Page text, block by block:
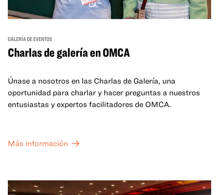
GALERÍA DE EVENTOS
Charlas de galería en OMCA
Únase a nosotros en las Charlas de Galería, una
oportunidad para charlar y hacer preguntas a nuestros
entusiastas y expertos facilitadores de OMCA.
Más información